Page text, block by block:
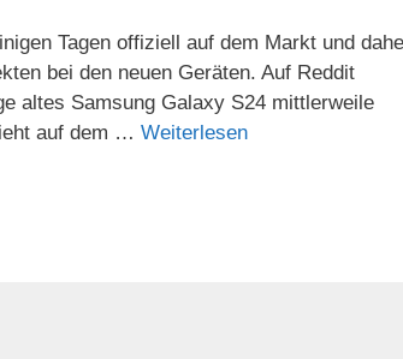
Tagen offiziell auf dem Markt und
bei den neuen Geräten. Auf Reddit
altes Samsung Galaxy S24 mittlerweile
auf dem … Weiterlesen